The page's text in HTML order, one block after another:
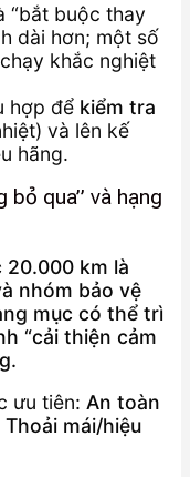
“bắt buộc thay
dài hơn; một số
khắc nghiệt
hợp để kiểm tra
và lên kế
hãng.
bỏ qua” và hạng
20.000 km là
nhóm bảo vệ
mục có thể trì
“cải thiện cảm
ưu tiên: An toàn
mái/hiệu